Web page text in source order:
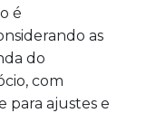
é
as
do
com
para ajustes e